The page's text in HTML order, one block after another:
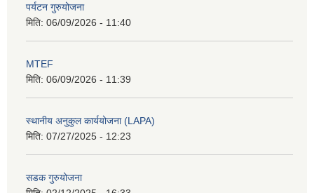
पर्यटन गुरुयोजना
मिति: 06/09/2026 - 11:40
MTEF
मिति: 06/09/2026 - 11:39
स्थानीय अनुकुल कार्ययोजना (LAPA)
मिति: 07/27/2025 - 12:23
सडक गुरुयोजना